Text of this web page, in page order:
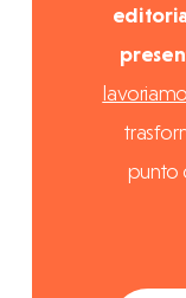
punto